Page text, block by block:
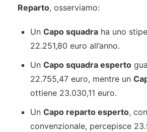
Reparto, osserviamo:
Un Capo squadra ha uno
22.251,80 euro all’anno.
Un Capo squadra esperto
22.755,47 euro, mentre un
ottiene 23.030,11 euro.
Un Capo reparto esperto,
convenzionale, percepisce